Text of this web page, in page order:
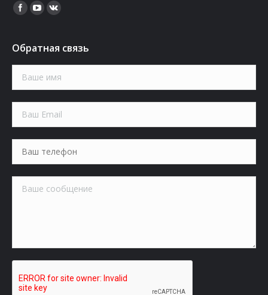
Найдите нас:
Обратная связь